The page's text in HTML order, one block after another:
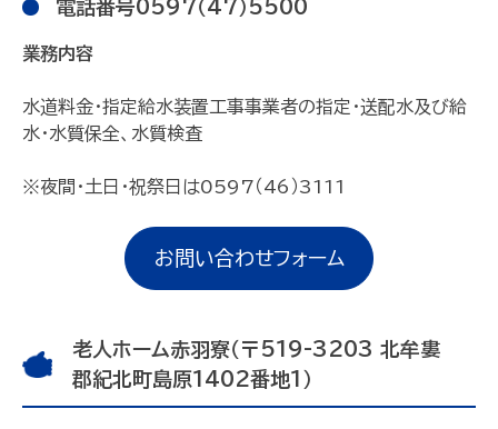
電話番号0597（47）5500
業務内容
水道料金・指定給水装置工事事業者の指定・送配水及び給
水・水質保全、水質検査
※夜間・土日・祝祭日は0597（46）3111
お問い合わせフォーム
老人ホーム赤羽寮（〒519-3203 北牟婁
郡紀北町島原1402番地1）